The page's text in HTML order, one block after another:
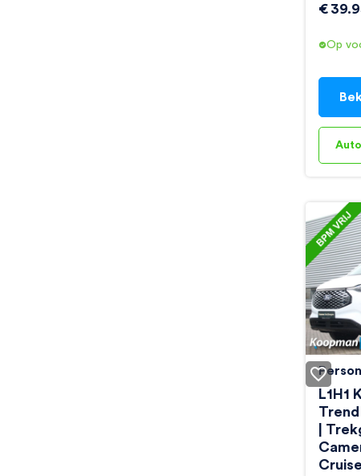
€
Op
Ford
L1H1
|
Cruise